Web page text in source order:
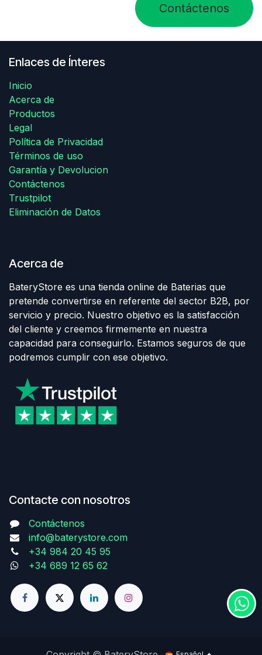
Contáctenos
Enlaces de Ínteres
Inicio
Acerca de
Productos
Legal
Política de Privacidad
Términos de uso
Garantía y Devolucion
Contáctenos
Trustpilot
Eliminación de Datos
Acerca de
BateryStore es una tienda online de Baterias que
pretende convertirse en referente del sector B2B, por
servicio y precio. Nuestro objetivo es la satisfacción
del cliente y creemos firmemente en nuestra
capacidad para conseguirlo. Estamos seguros de que
podremos cumplir con ese objetivo.
Contacte con nosotros
Contáctenos
info@baterystore.com
+34 984 20 45 95
+34 689 12 65 62